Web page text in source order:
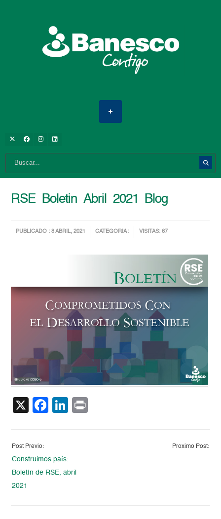
RSE_Boletin_Abril_2021_Blog
PUBLICADO : 8 ABRIL, 2021 CATEGORIA : VISITAS: 67
X Facebook
LinkedIn
Post Previo:
Construimos país:
Boletín de RSE, abril
2021
Proximo Post: